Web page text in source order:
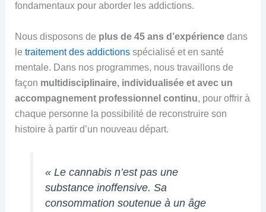
fondamentaux pour aborder les addictions.
Nous disposons de plus de 45 ans d’expériencedans
le traitement des addictionsspécialisé et en santé
mentale. Dans nos programmes, nous travaillons de
façon multidisciplinaire, individualisée et avec un
accompagnement professionnel continu, pour offrir à
chaque personne la possibilité de reconstruire son
histoire à partir d’un nouveau départ.
« Le cannabis n’est pas une
substance inoffensive. Sa
consommation soutenue à un âge